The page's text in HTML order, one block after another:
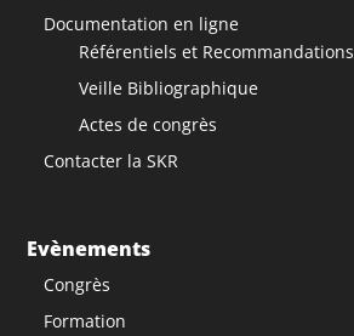
Documentation en ligne
Référentiels et Recommandations
Veille Bibliographique
Actes de congrès
Contacter la SKR
Evènements
Congrès
Formation